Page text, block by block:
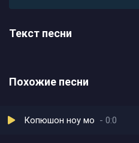
Текст песни
Похожие песни
Копюшон ноу мо 0:0